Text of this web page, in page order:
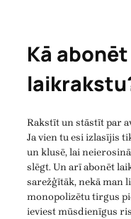
Kā
Rakstīt un stāstīt par
Ja vien tu esi izlasījis
un klusē, lai
slēgt. Un arī abonēt
sarežģītāk, nekā man
monopolizētu tirgus
ieviest mūsdienīgus